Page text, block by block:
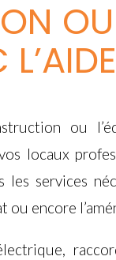
ou
locaux
les services
ou encore